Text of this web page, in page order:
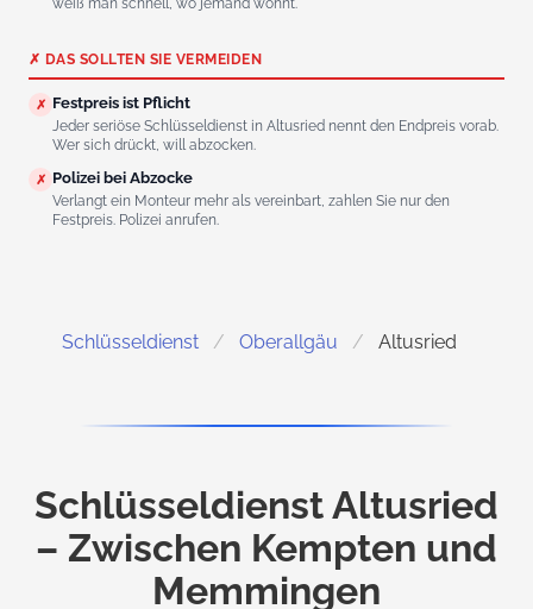
weiß man schnell, wo jemand wohnt.
✗ DAS SOLLTEN SIE VERMEIDEN
✗ Festpreis ist Pflicht
Jeder seriöse Schlüsseldienst in Altusried nennt den Endpreis vorab.
Wer sich drückt, will abzocken.
✗ Polizei bei Abzocke
Verlangt ein Monteur mehr als vereinbart, zahlen Sie nur den
Festpreis. Polizei anrufen.
Schlüsseldienst Oberallgäu Altusried
Schlüsseldienst Altusried
– Zwischen Kempten und
Memmingen